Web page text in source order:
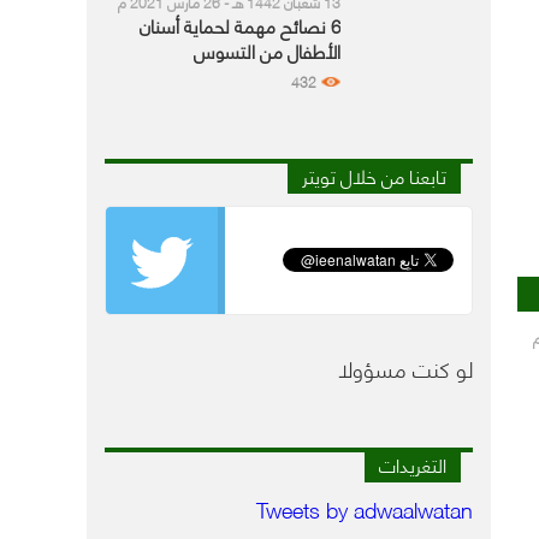
6 نصائح مهمة لحماية أسنان
الأطفال من التسوس
432
تابعنا من خلال تويتر
لو كنت مسؤولا
التغريدات
Tweets by adwaalwatan